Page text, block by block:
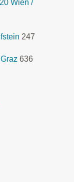
Wien /
247
636